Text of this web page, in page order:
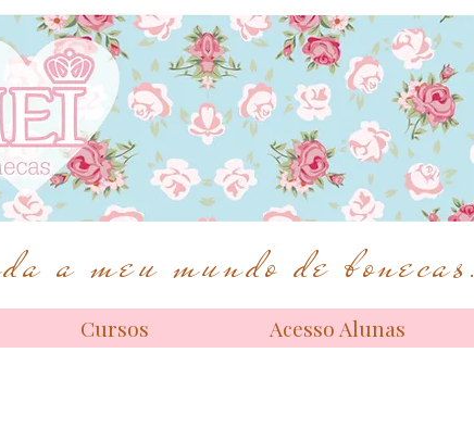
a meu mundo de bonecas.
Cursos Acesso Alunas
costura